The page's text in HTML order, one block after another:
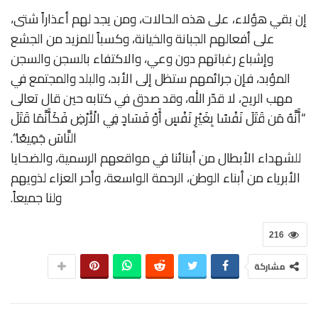
إن بقي هؤلاء، على هذه الحالات، ومن يجد لهم أعذاراً شتى،
على أفعالهم الجبانة والخيانة، وكسباً للمزيد من الجشع
وإشباع رغباتهم دون وعي، والاكتفاء بالسجن والسجن
المؤبد، فإن جرائمهم ستظل إلى الأبد، والبلد والمجتمع في
مهب الريح، لا قدّر الله، وقد صدق في كتابه حين قال تعالى
“أَنَّهُ مَن قَتَلَ نَفْسًا بِغَيْرِ نَفْسٍ أَوْ فَسَادٍ فِي الْأَرْضِ فَكَأَنَّمَا قَتَلَ
النَّاسَ جَمِيعًا”.
للشهداء الأبطال من أبنائنا في مواقعهم الرسمية، والضحايا
الأبرياء من أبناء الوطن، الرحمة الواسعة، وأحر العزاء لذويهم
ولنا جميعاً.
216
مشاركة